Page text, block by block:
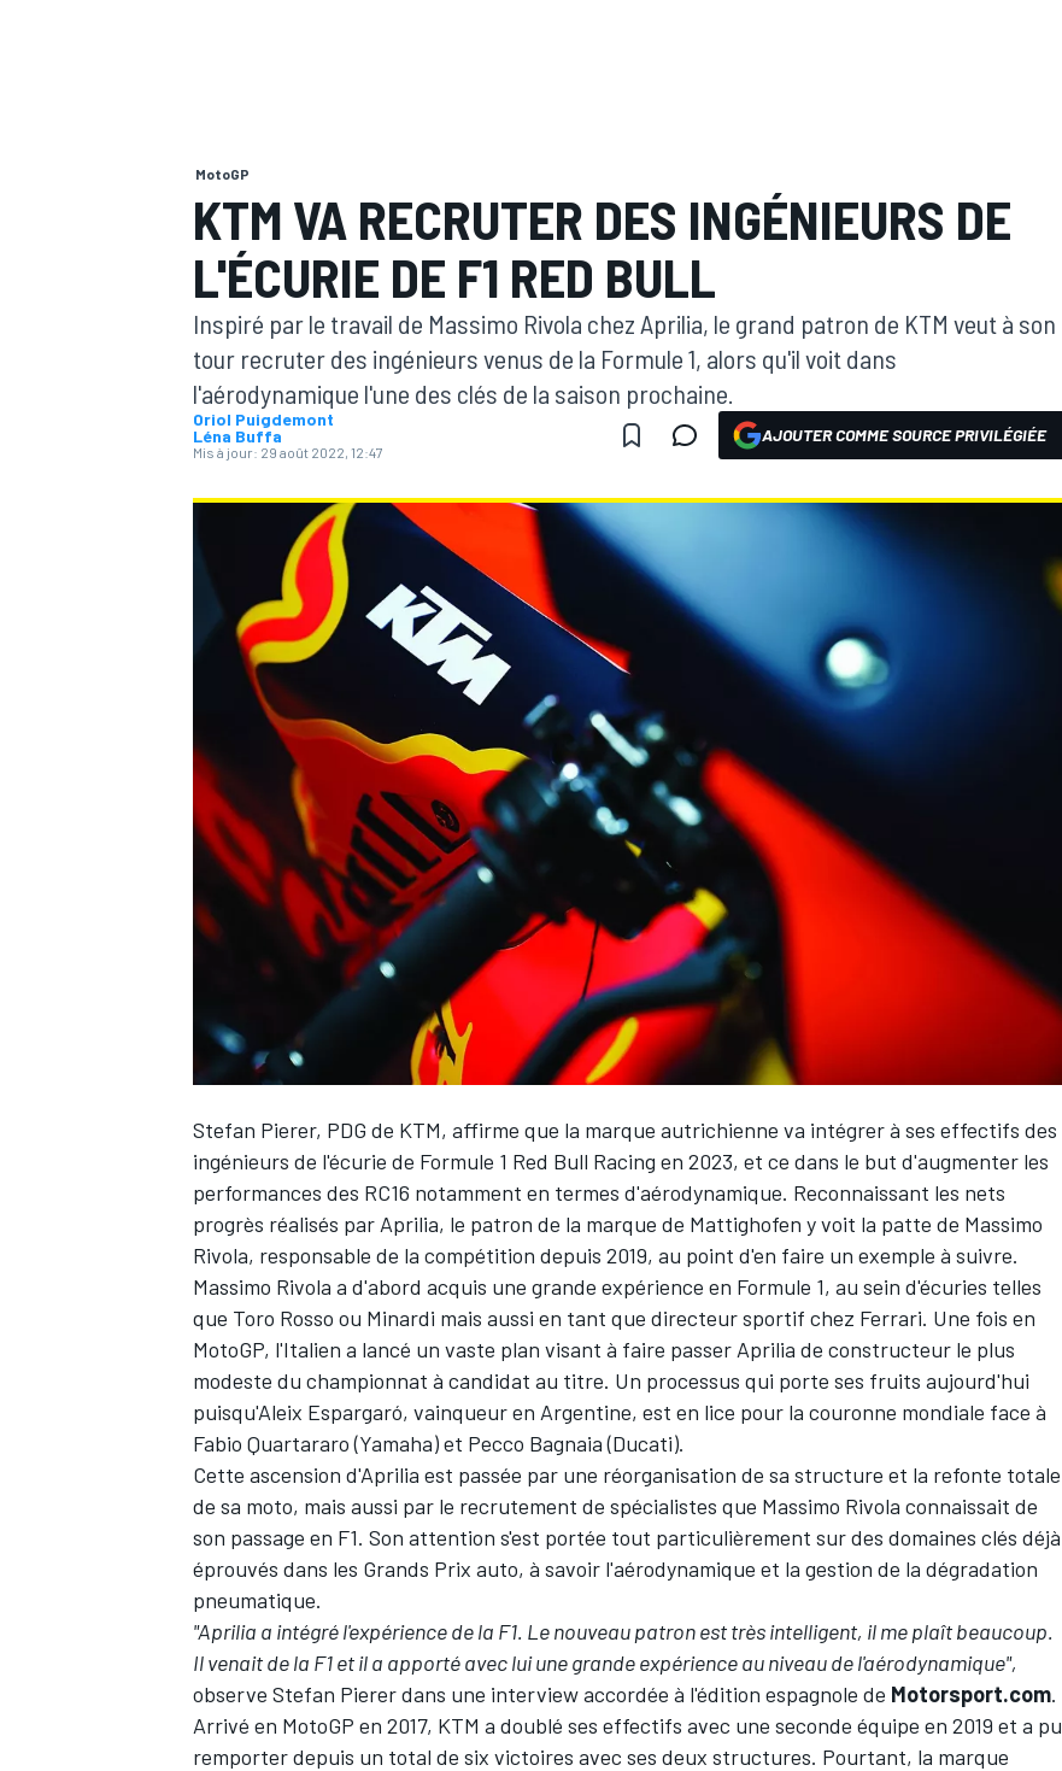
MOTOGP
MotoGP
KTM VA RECRUTER DES INGÉNIEURS DE
L'ÉCURIE DE F1 RED BULL
Inspiré par le travail de Massimo Rivola chez Aprilia, le grand patron de KTM veut à son
tour recruter des ingénieurs venus de la Formule 1, alors qu'il voit dans
l'aérodynamique l'une des clés de la saison prochaine.
Oriol Puigdemont
Léna Buffa
Mis à jour: 29 août 2022, 12:47
AJOUTER COMME SOURCE PRIVILÉGIÉE
Stefan Pierer, PDG de KTM, affirme que la marque autrichienne va intégrer à ses effectifs des
ingénieurs de l'écurie de Formule 1 Red Bull Racing en 2023, et ce dans le but d'augmenter les
performances des RC16 notamment en termes d'aérodynamique. Reconnaissant les nets
progrès réalisés par Aprilia, le patron de la marque de Mattighofen y voit la patte de Massimo
Rivola, responsable de la compétition depuis 2019, au point d'en faire un exemple à suivre.
Massimo Rivola a d'abord acquis une grande expérience en Formule 1, au sein d'écuries telles
que Toro Rosso ou Minardi mais aussi en tant que directeur sportif chez Ferrari. Une fois en
MotoGP, l'Italien a lancé un vaste plan visant à faire passer Aprilia de constructeur le plus
modeste du championnat à candidat au titre. Un processus qui porte ses fruits aujourd'hui
puisqu'Aleix Espargaró, vainqueur en Argentine, est en lice pour la couronne mondiale face à
Fabio Quartararo(Yamaha) et Pecco Bagnaia(Ducati).
Cette ascension d'Aprilia est passée par une réorganisation de sa structure et la refonte totale
de sa moto, mais aussi par le recrutement de spécialistes que Massimo Rivola connaissait de
son passage en F1. Son attention s'est portée tout particulièrement sur des domaines clés déjà
éprouvés dans les Grands Prix auto, à savoir l'aérodynamique et la gestion de la dégradation
pneumatique.
"Aprilia a intégré l'expérience de la F1. Le nouveau patron est très intelligent, il me plaît beaucoup.
Il venait de la F1 et il a apporté avec lui une grande expérience au niveau de l'aérodynamique",
observe Stefan Pierer dans une interview accordée à l'édition espagnole de Motorsport.com.
Arrivé en MotoGP en 2017, KTM a doublé ses effectifs avec une seconde équipe en 2019 et a pu
remporter depuis un total de six victoires avec ses deux structures. Pourtant, la marque